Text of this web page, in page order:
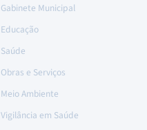
Gabinete Municipal
Educação
Saúde
Obras e Serviços
Meio Ambiente
Vigilância em Saúde